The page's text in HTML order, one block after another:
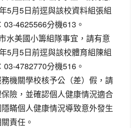
5月5日前逕與該校資料組張組
4625566分機613。
水美國小籌組隊事宜，請有意
5月5日前逕與該校體育組陳組
4782770分機516。
機關學校核予公（差）假，請
險，並確認個人健康情況適合
瞞個人健康情況導致意外發生
責任。